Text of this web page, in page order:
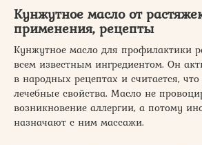
Кунжутное масло от
применения, рецепты
Кунжутное масло для профилактики
всем известным ингредиентом. Он
в народных рецептах и считается,
лечебные свойства. Масло не
возникновение аллергии, а потому
назначают с ним массажи.